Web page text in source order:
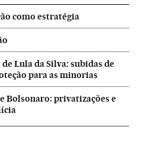
como estratégia
Lula da Silva: subidas de
para as minorias
Bolsonaro: privatizações e